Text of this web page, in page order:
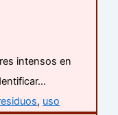
intensos en
, uso